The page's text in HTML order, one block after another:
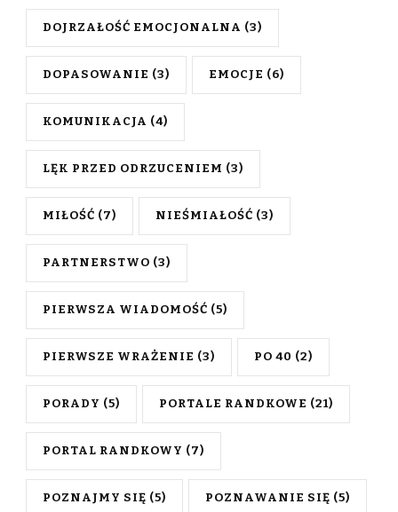
DOJRZAŁOŚĆ EMOCJONALNA (3)
DOPASOWANIE (3) EMOCJE (6)
KOMUNIKACJA (4)
LĘK PRZED ODRZUCENIEM (3)
MIŁOŚĆ (7) NIEŚMIAŁOŚĆ (3)
PARTNERSTWO (3)
PIERWSZA WIADOMOŚĆ (5)
PIERWSZE WRAŻENIE (3) PO 40 (2)
PORADY (5) PORTALE RANDKOWE (21)
PORTAL RANDKOWY (7)
POZNAJMY SIĘ (5) POZNAWANIE SIĘ (5)